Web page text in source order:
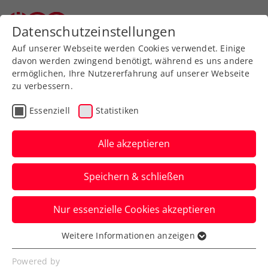
Aktuelle News
News filtern
Datenschutzeinstellungen
Auf unserer Webseite werden Cookies verwendet. Einige
davon werden zwingend benötigt, während es uns andere
ermöglichen, Ihre Nutzererfahrung auf unserer Webseite
zu verbessern.
Essenziell Statistiken
Alle akzeptieren
Speichern & schließen
Nur essenzielle Cookies akzeptieren
Essenziell
Essenzielle Cookies werden für grundlegende
Weitere Informationen anzeigen
Powered by